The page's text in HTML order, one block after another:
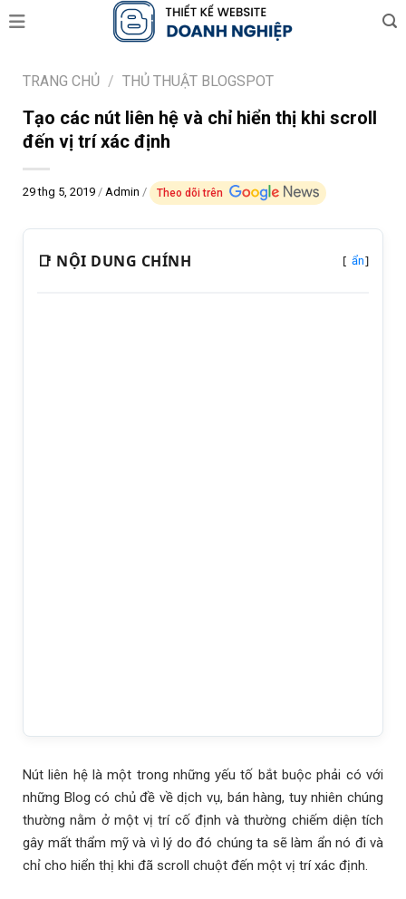
Skip
to
TRANG CHỦ / THỦ THUẬT BLOGSPOT
Tạo các nút liên hệ và chỉ hiển thị khi scroll
đến vị trí xác định
29 thg 5, 2019 / Admin / Theo dõi trên
📑 NỘI DUNG CHÍNH [ ẩn]
Nút liên hệ là một trong những yếu tố bắt buộc phải có với
những Blog có chủ đề về dịch vụ, bán hàng, tuy nhiên chúng
thường nằm ở một vị trí cố định và thường chiếm diện tích
gây mất thẩm mỹ và vì lý do đó chúng ta sẽ làm ẩn nó đi và
chỉ cho hiển thị khi đã scroll chuột đến một vị trí xác định.